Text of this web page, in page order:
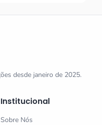
desde janeiro de 2025.
Institucional
Sobre Nós